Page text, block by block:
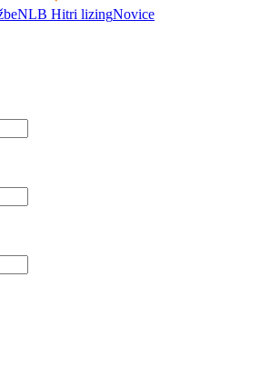
NLB Hitri lizingNovice